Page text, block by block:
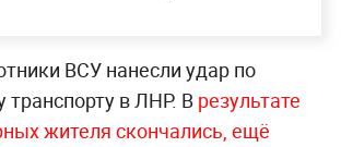
ВСУ нанесли удар по
транспорту в ЛНР. Врезультате
жителя скончались, ещё